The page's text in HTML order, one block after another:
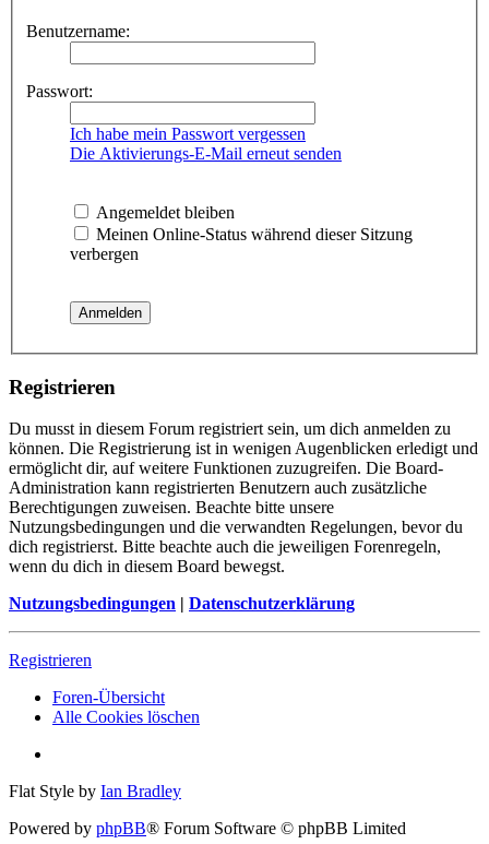
Benutzername:
Passwort:
Ich habe mein Passwort vergessen
Die Aktivierungs-E-Mail erneut senden
Angemeldet bleiben
Meinen Online-Status während dieser Sitzung
verbergen
Registrieren
Du musst in diesem Forum registriert sein, um dich anmelden zu
können. Die Registrierung ist in wenigen Augenblicken erledigt und
ermöglicht dir, auf weitere Funktionen zuzugreifen. Die Board-
Administration kann registrierten Benutzern auch zusätzliche
Berechtigungen zuweisen. Beachte bitte unsere
Nutzungsbedingungen und die verwandten Regelungen, bevor du
dich registrierst. Bitte beachte auch die jeweiligen Forenregeln,
wenn du dich in diesem Board bewegst.
Nutzungsbedingungen | Datenschutzerklärung
Registrieren
Foren-Übersicht
Alle Cookies löschen
Flat Style by Ian Bradley
Powered by phpBB® Forum Software © phpBB Limited